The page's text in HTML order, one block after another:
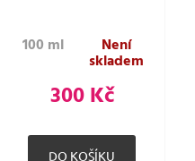
100 ml Není
skladem
300 Kč